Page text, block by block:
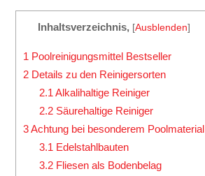
Inhaltsverzeichnis, [Ausblenden]
1 Poolreinigungsmittel Bestseller
2 Details zu den Reinigersorten
2.1 Alkalihaltige Reiniger
2.2 Säurehaltige Reiniger
3Achtung bei besonderem Poolmaterial
3.1 Edelstahlbauten
3.2 Fliesen als Bodenbelag